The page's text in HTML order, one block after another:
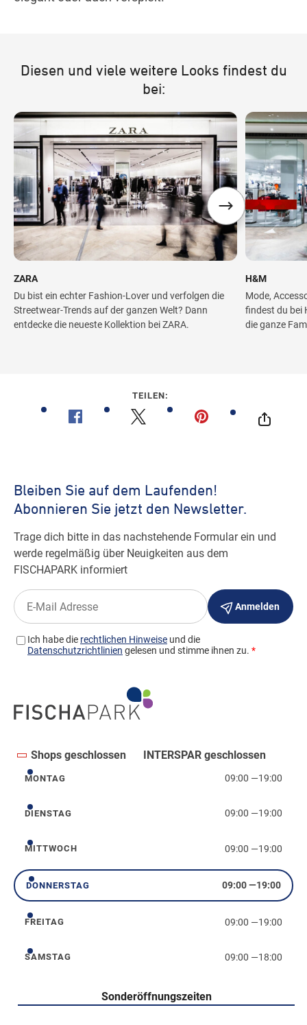
Diesen und viele weitere Looks findest du
bei:
ZARA
Du bist ein echter Fashion-Lover und verfolgen die
Streetwear-Trends auf der ganzen Welt? Dann
entdecke die neueste Kollektion bei ZARA.
H&M
Mode,
findest du bei
die ganze
TEILEN:
Shops geschlossen INTERSPAR geschlossen
Montag
MONTAG 09:00 —19:00
Dienstag
DIENSTAG 09:00 —19:00
Mittwoch
MITTWOCH 09:00 —19:00
Donnerstag
DONNERSTAG 09:00—19:00
Freitag
FREITAG 09:00 —19:00
Samstag
SAMSTAG 09:00 —18:00
Sonderöffnungszeiten